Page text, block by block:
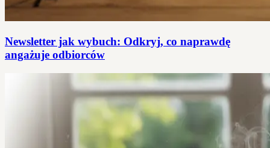
Newsletter jak wybuch: Odkryj, co naprawdę
angażuje odbiorców